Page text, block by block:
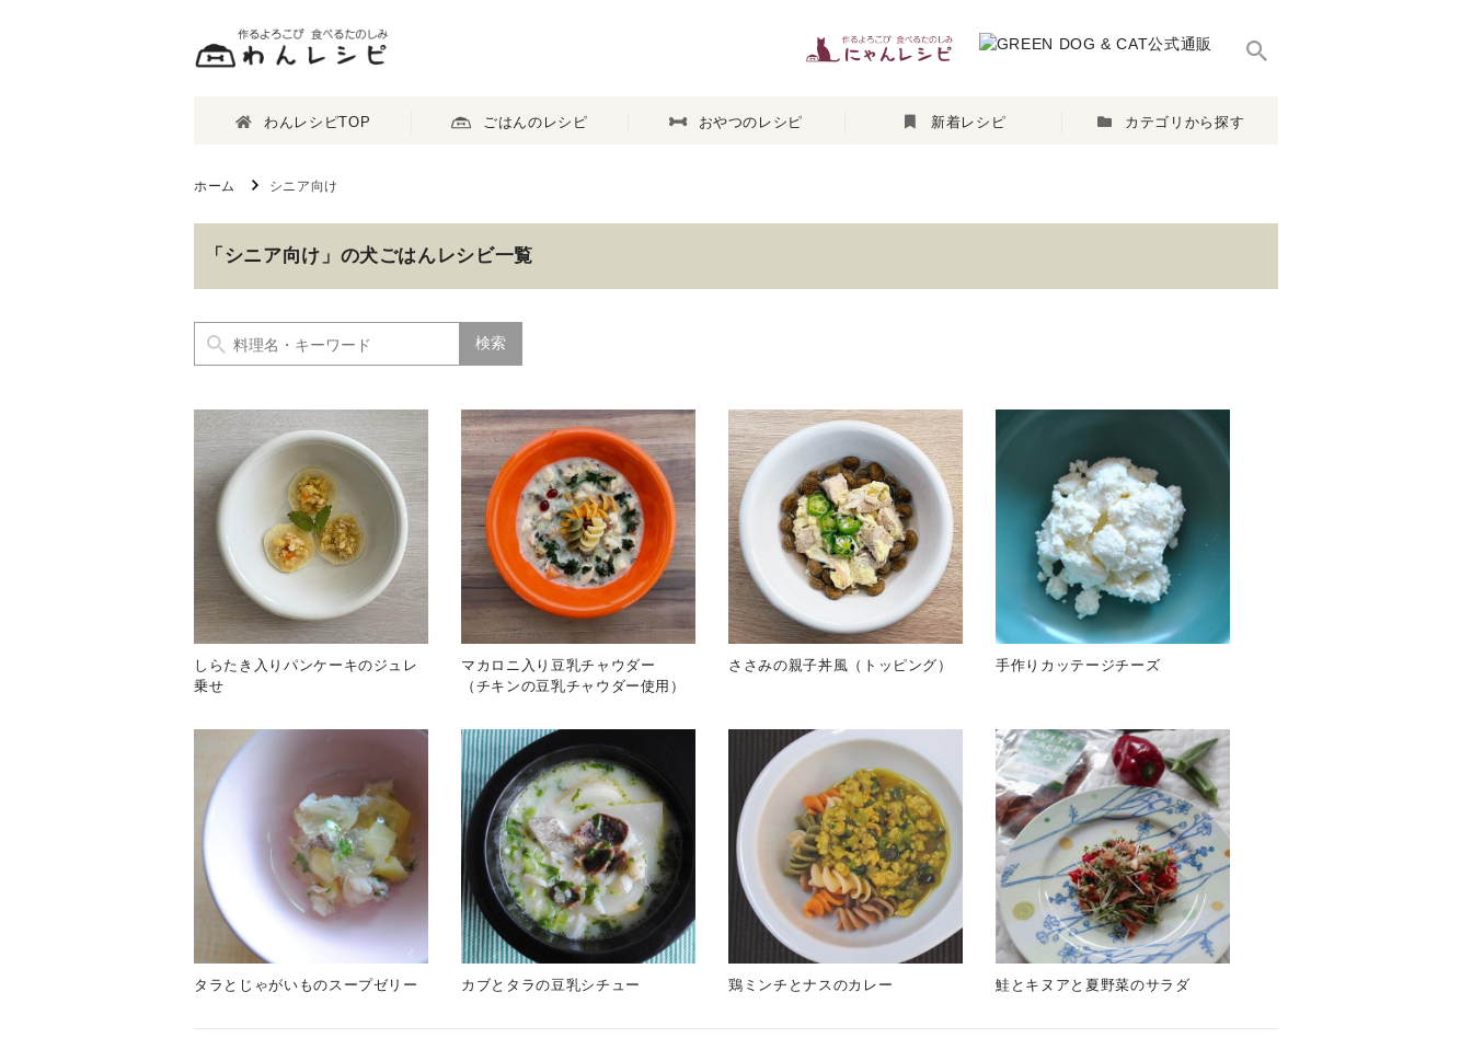
わんレシピTOP ごはんのレシピ おやつのレシピ 新着レシピ カテゴリから探す
ホーム シニア向け
「シニア向け」の犬ごはんレシビ一覧
しらたき入りパンケーキのジュレ
乗せ
マカロニ入り豆乳チャウダー
（チキンの豆乳チャウダー使用）
ささみの親子丼風（トッピング） 手作りカッテージチーズ
タラとじゃがいものスープゼリー カブとタラの豆乳シチュー 鶏ミンチとナスのカレー 鮭とキヌアと夏野菜のサラダ